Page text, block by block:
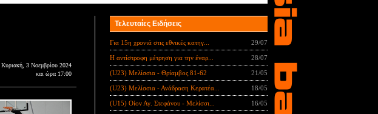
Κυριακή, 3 Νοεμβρίου 2024
και ώρα 17:00
Τελευταίες Ειδήσεις
Για 15η χρονιά στις εθνικές κατηγ... 29/07
Η αντίστροφη μέτρηση για την έναρ... 28/07
(U23) Μελίσσια - Θρίαμβος 81-62 21/05
(U23) Μελίσσια - Ανάδραση Κερατέα... 18/05
(U15) Οίον Αγ. Στεφάνου - Μελίσσι... 16/05